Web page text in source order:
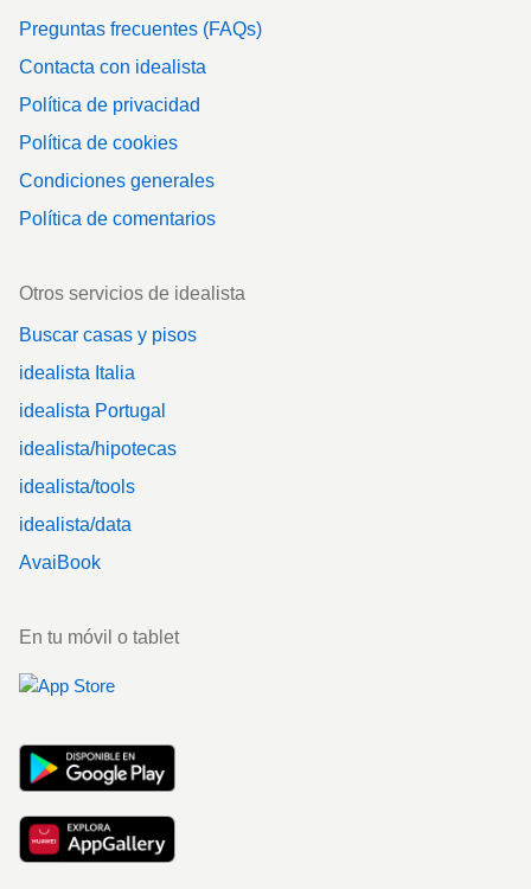
Preguntas frecuentes (FAQs)
Contacta con idealista
Política de privacidad
Política de cookies
Condiciones generales
Política de comentarios
Otros servicios de idealista
Buscar casas y pisos
idealista Italia
idealista Portugal
idealista/hipotecas
idealista/tools
idealista/data
AvaiBook
En tu móvil o tablet